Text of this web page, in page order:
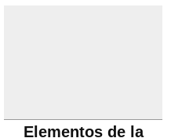
Elementos de la